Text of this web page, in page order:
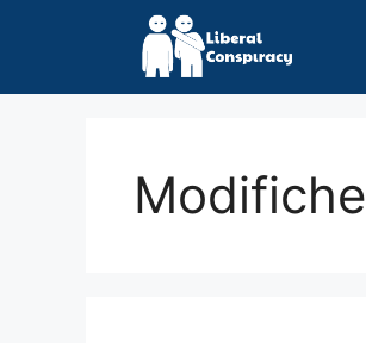
Modifiche